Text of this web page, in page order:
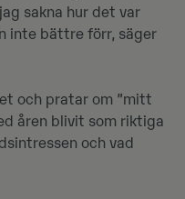
sakna hur det var
inte bättre förr, säger
och pratar om ”mitt
åren blivit som riktiga
och vad